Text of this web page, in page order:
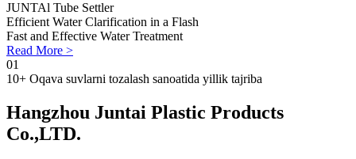
JUNTAl Tube Settler
Efficient Water Clarification in a Flash
Fast and Effective Water Treatment
Read More >
01
10+ Oqava suvlarni tozalash sanoatida yillik tajriba
Hangzhou Juntai Plastic Products
Co.,LTD.